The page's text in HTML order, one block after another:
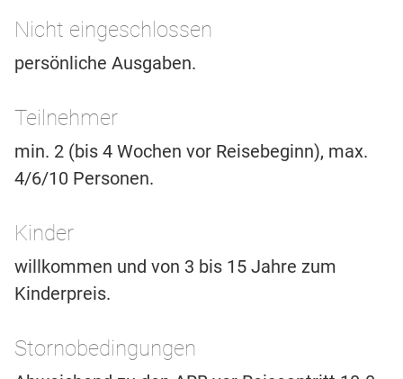
Nicht eingeschlossen
persönliche Ausgaben.
Teilnehmer
min. 2 (bis 4 Wochen vor Reisebeginn), max.
4/6/10 Personen.
Kinder
willkommen und von 3 bis 15 Jahre zum
Kinderpreis.
Stornobedingungen